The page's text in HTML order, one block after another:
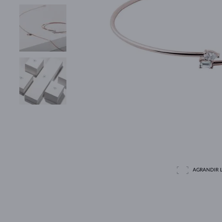
AGRANDIR